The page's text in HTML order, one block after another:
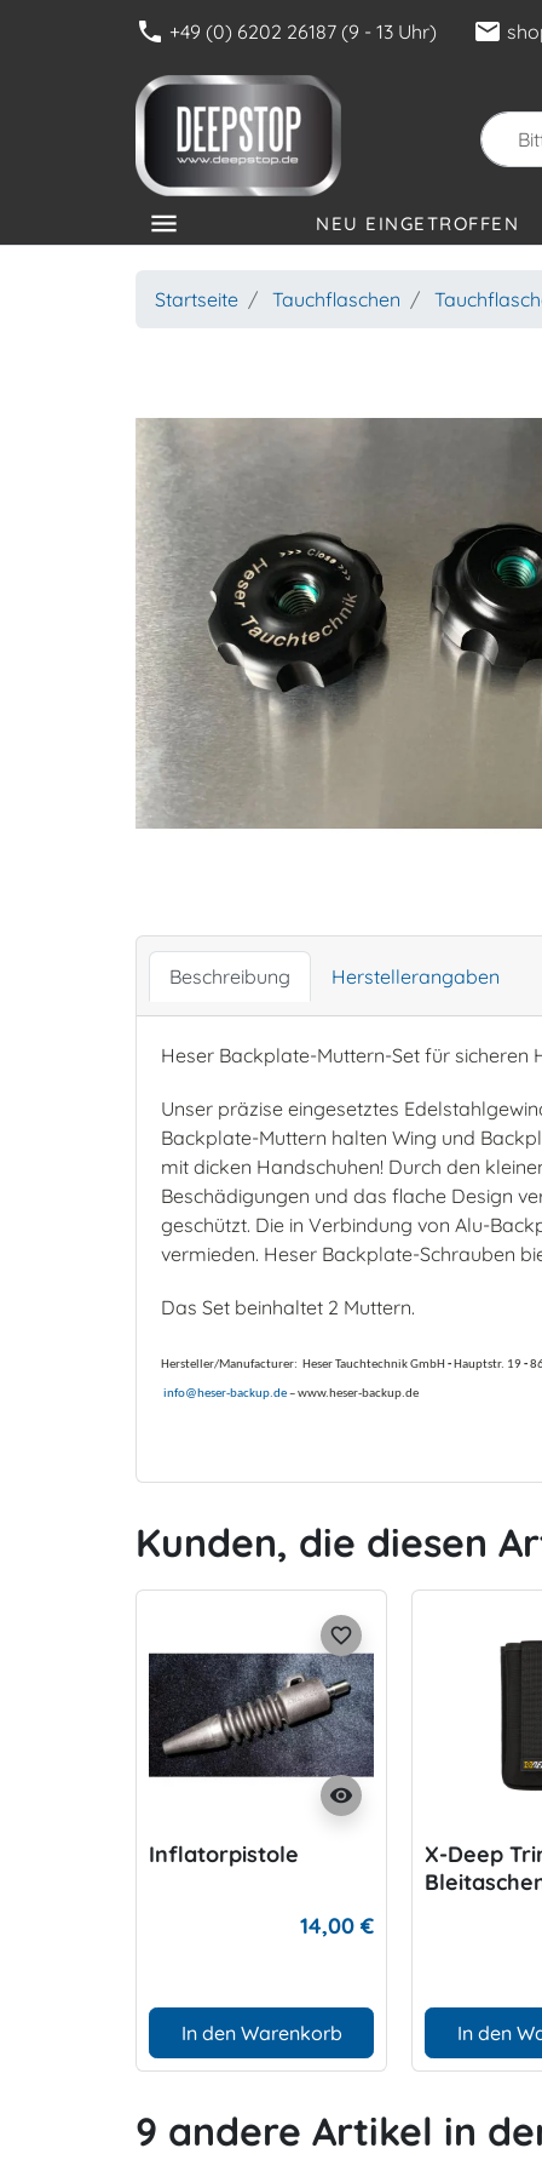
phone +49 (0) 6202 26187 (9 - 13 Uhr) mail
menu NEU EINGETROFFEN
Startseite Tauchflaschen
Beschreibung Herstellerangaben
Heser Backplate-Muttern-Set für sicheren
Unser präzise eingesetztes
Backplate-Muttern halten Wing und
mit dicken Handschuhen! Durch den
Beschädigungen und das flache Design
geschützt. Die in Verbindung von Alu-
vermieden. Heser Backplate-Schrauben
Das Set beinhaltet 2 Muttern.
Hersteller/Manufacturer: Heser Tauchtechnik GmbH - Hauptstr. 19-
info@heser-backup.de– www.heser-backup.de
Kunden, die diesen
visibility
favorite_border
Inflatorpistole
14,00 €
In den Warenkorb
X-Deep
In den
9 andere Artikel in